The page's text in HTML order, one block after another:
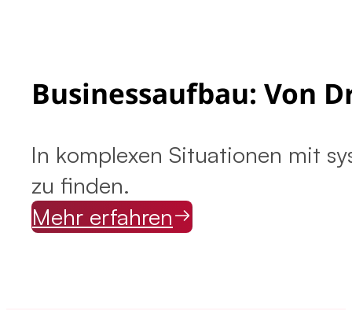
Businessaufbau: Von
In komplexen Situationen mit
zu finden.
Mehr erfahren